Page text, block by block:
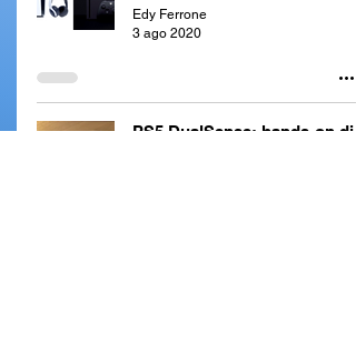
Edy Ferrone
3 ago 2020
PS5 DualSense: hands-on di